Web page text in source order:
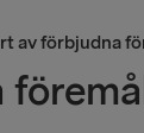
av förbjudna